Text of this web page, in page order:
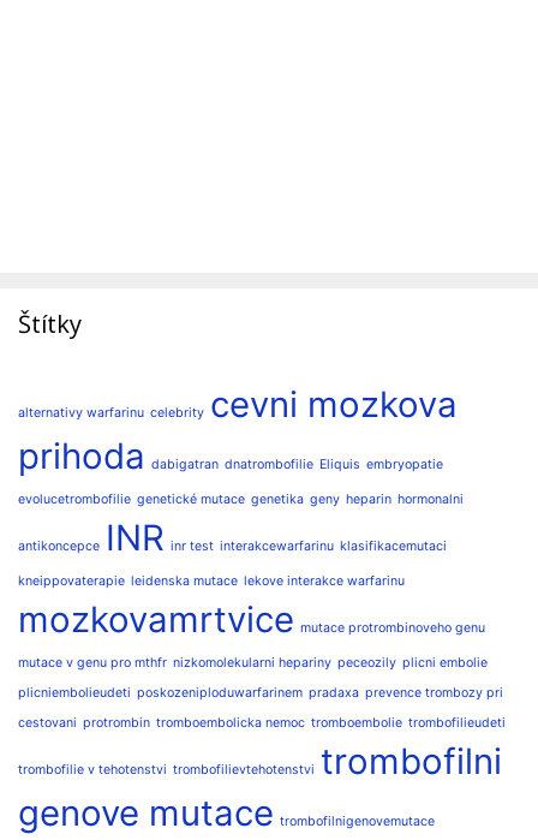
Štítky
alternativy warfarinu celebrity cevni mozkova
prihoda dabigatran dnatrombofilie Eliquis embryopatie
evolucetrombofilie genetické mutace genetika geny heparin hormonalni
antikoncepce INR inr test interakcewarfarinu klasifikacemutaci
kneippovaterapie leidenska mutace lekove interakce warfarinu
mozkovamrtvice mutace protrombinoveho genu
mutace v genu pro mthfr nizkomolekularni hepariny peceozily plicni embolie
plicniembolieudeti poskozeniploduwarfarinem pradaxa prevence trombozy pri
cestovani protrombin tromboembolicka nemoc tromboembolie trombofilieudeti
trombofilie v tehotenstvi trombofilievtehotenstvi trombofilni
genove mutace trombofilnigenovemutace